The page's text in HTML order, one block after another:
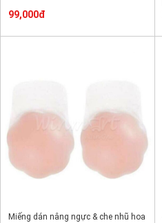
99,000đ
Miếng dán nâng ngực & che nhũ hoa